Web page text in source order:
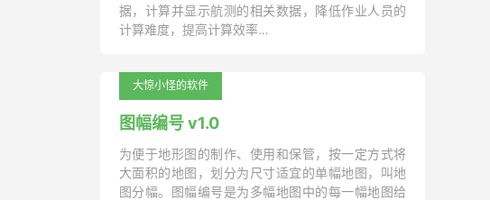
据，计算并显示航测的相关数据，降低作业人员的
计算难度，提高计算效率…
大惊小怪的软件
图幅编号 v1.0
为便于地形图的制作、使用和保管，按一定方式将
大面积的地图，划分为尺寸适宜的单幅地图，叫地
图分幅。图幅编号是为多幅地图中的每一幅地图给